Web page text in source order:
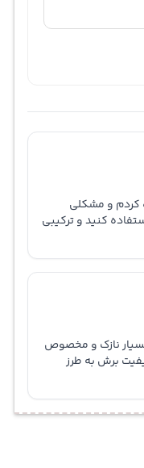
کردم و مشکلی
کنید و ترکیبی
نازک و مخصوص
برش به طرز